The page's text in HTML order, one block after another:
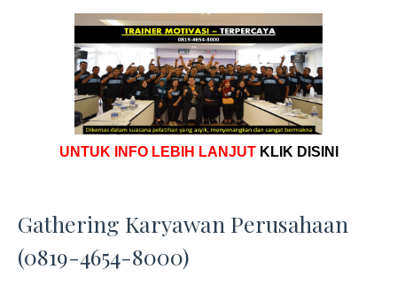
UNTUK INFO LEBIH LANJUT KLIK DISINI
Gathering Karyawan Perusahaan
(0819-4654-8000)